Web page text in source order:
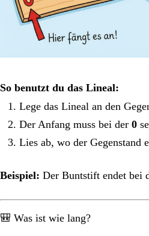
So benutzt du das Lineal:
Lege das Lineal an den
Der Anfang muss bei der 0
Lies ab, wo der Gegenstand
Beispiel: Der Buntstift endet bei
🎒 Was ist wie lang?